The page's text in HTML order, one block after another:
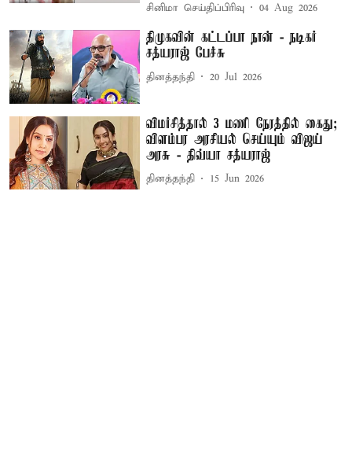
சினிமா செய்திப்பிரிவு 04 Aug 2026
திமுகவின் கட்டப்பா நான் - நடிகர்
சத்யராஜ் பேச்சு
தினத்தந்தி 20 Jul 2026
விமர்சித்தால் 3 மணி நேரத்தில் கைது;
விளம்பர அரசியல் செய்யும் விஜய்
அரசு - திவ்யா சத்யராஜ்
தினத்தந்தி 15 Jun 2026